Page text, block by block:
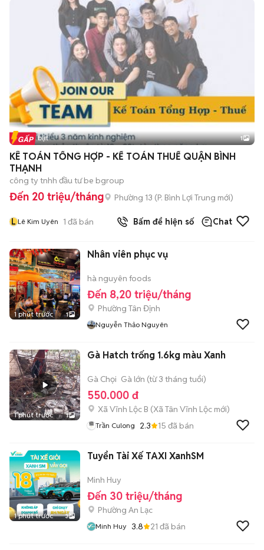
Tin nổi bật 1
KÊ TOÁN TỔNG HỢP - KẾ TOÁN THUẾ QUẬN BÌNH
THẠNH
công ty tnhh đầu tư be bgroup
Đến 20 triệu/tháng Phường 13 (P. Bình Lợi Trung mới)
L Lê Kim Uyên 1 đã bán Bấm để hiện số Chat
1 phút trước 1
Nhân viên phục vụ
hà nguyên foods
Đến 8,20 triệu/tháng
Phường Tân Định
Nguyễn Thảo Nguyên
1 phút trước 1
Gà Hatch trống 1.6kg màu Xanh
Gà Chọi Gà lớn (từ 3 tháng tuổi)
550.000 đ
Xã Vĩnh Lộc B (Xã Tân Vĩnh Lộc mới)
Trần Culong 2.3 15 đã bán
1 phút trước 3
Tuyển Tài Xế TAXI XanhSM
Minh Huy
Đến 30 triệu/tháng
Phường An Lạc
Minh Huy 3.8 21 đã bán